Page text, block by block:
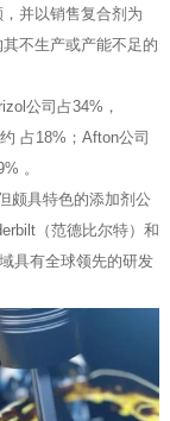
并以销售复合剂为
不生产或产能不足的
公司占34%，
占18%；Afton公司
。
颇具特色的添加剂公
（范德比尔特）和
具有全球领先的研发